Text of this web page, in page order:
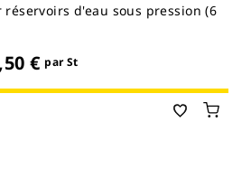
réservoirs d'eau sous pression (6
€ par St